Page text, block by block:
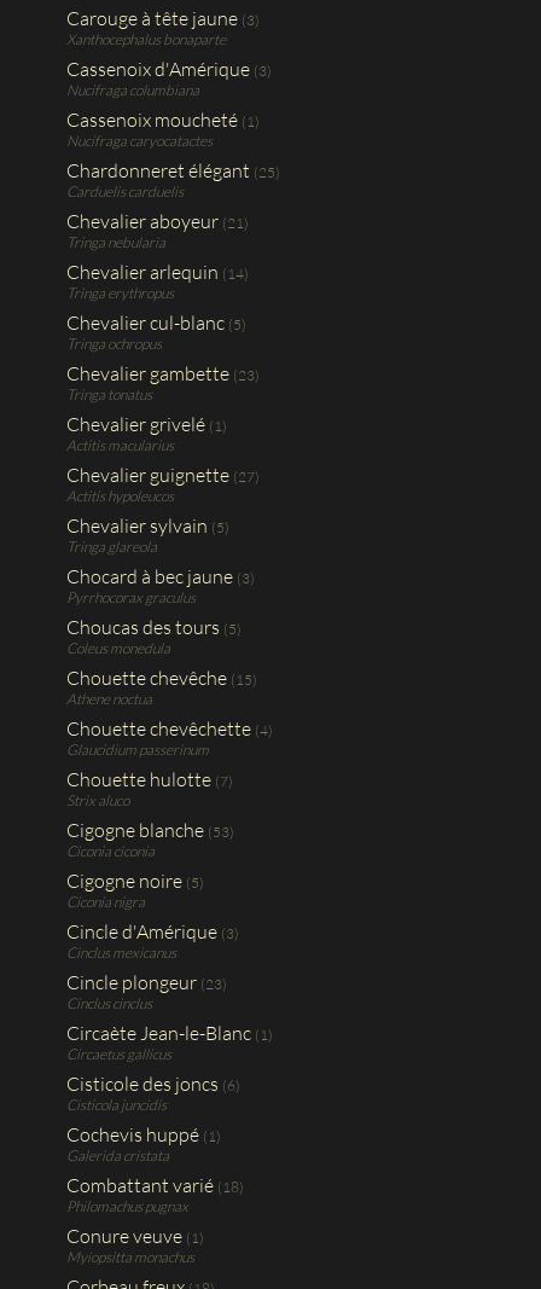
Carouge à tête jaune (3)
Xanthocephalus bonaparte
Cassenoix d'Amérique (3)
Nucifraga columbiana
Cassenoix moucheté (1)
Nucifraga caryocatactes
Chardonneret élégant (25)
Carduelis carduelis
Chevalier aboyeur (21)
Tringa nebularia
Chevalier arlequin (14)
Tringa erythropus
Chevalier cul-blanc (5)
Tringa ochropus
Chevalier gambette (23)
Tringa tonatus
Chevalier grivelé (1)
Actitis macularius
Chevalier guignette (27)
Actitis hypoleucos
Chevalier sylvain (5)
Tringa glareola
Chocard à bec jaune (3)
Pyrrhocorax graculus
Choucas des tours (5)
Coleus monedula
Chouette chevêche (15)
Athene noctua
Chouette chevêchette (4)
Glaucidium passerinum
Chouette hulotte (7)
Strix aluco
Cigogne blanche (53)
Ciconia ciconia
Cigogne noire (5)
Ciconia nigra
Cincle d'Amérique (3)
Cinclus mexicanus
Cincle plongeur (23)
Cinclus cinclus
Circaète Jean-le-Blanc (1)
Circaetus gallicus
Cisticole des joncs (6)
Cisticola juncidis
Cochevis huppé (1)
Galerida cristata
Combattant varié (18)
Philomachus pugnax
Conure veuve (1)
Myiopsitta monachus